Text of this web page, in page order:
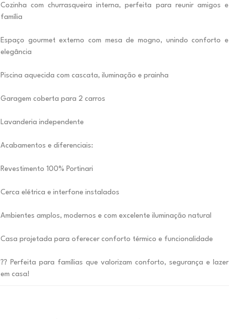
Cozinha com churrasqueira interna, perfeita para reunir amigos e
família
Espaço gourmet externo com mesa de mogno, unindo conforto e
elegância
Piscina aquecida com cascata, iluminação e prainha
Garagem coberta para 2 carros
Lavanderia independente
Acabamentos e diferenciais:
Revestimento 100% Portinari
Cerca elétrica e interfone instalados
Ambientes amplos, modernos e com excelente iluminação natural
Casa projetada para oferecer conforto térmico e funcionalidade
?? Perfeita para famílias que valorizam conforto, segurança e lazer
em casa!